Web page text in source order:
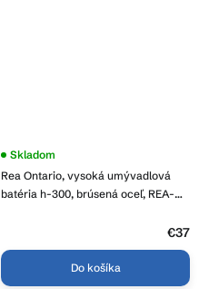
Rea Ontario, vysoká umývadlová
batéria h-300, brúsená oceľ, REA-
Skladom
€37
Do košíka